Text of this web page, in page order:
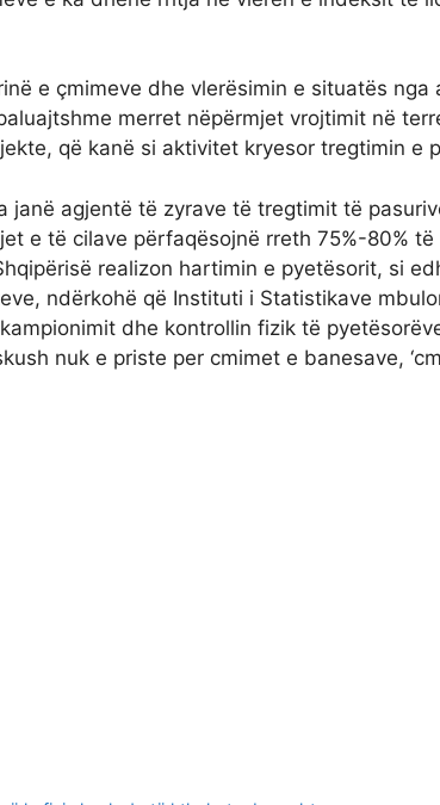
e çmimeve dhe vlerësimin e situatës nga
merret nëpërmjet vrojtimit në
që kanë si aktivitet kryesor tregtimin e
janë agjentë të zyrave të tregtimit të
e të cilave përfaqësojnë rreth 75%-80%
realizon hartimin e pyetësorit, si
ndërkohë që Instituti i Statistikave
dhe kontrollin fizik të
nuk e priste per cmimet e banesave,